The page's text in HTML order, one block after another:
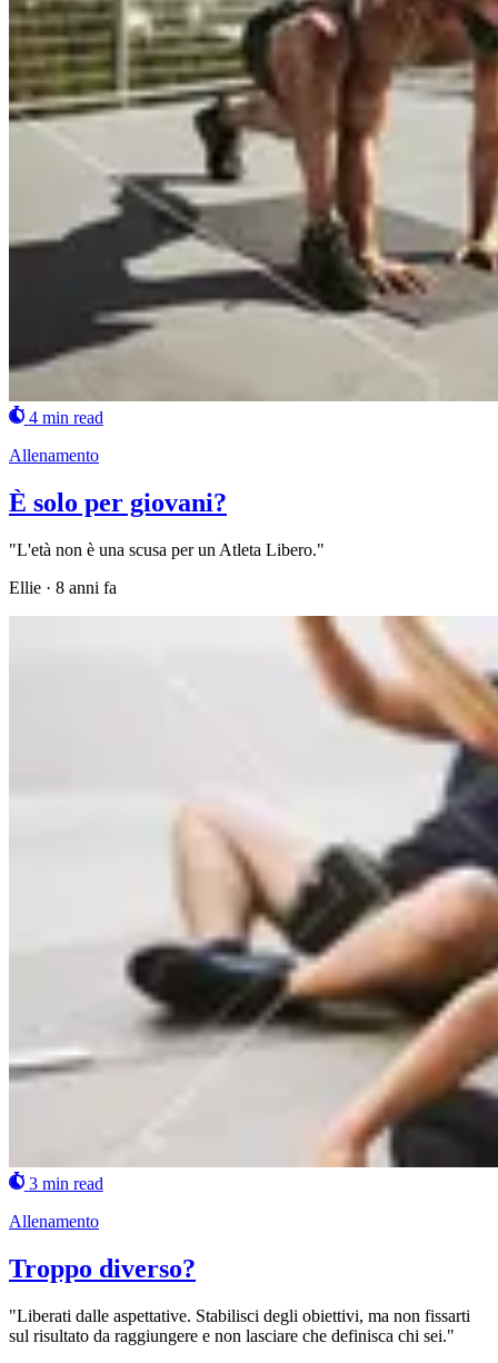
4 min read
Allenamento
È solo per giovani?
"L'età non è una scusa per un Atleta Libero."
Ellie · 8 anni fa
3 min read
Allenamento
Troppo diverso?
"Liberati dalle aspettative. Stabilisci degli obiettivi, ma non fissarti
sul risultato da raggiungere e non lasciare che definisca chi sei."